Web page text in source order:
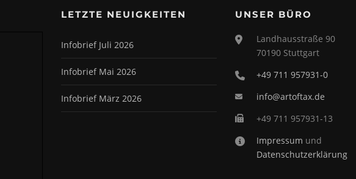
LETZTE NEUIGKEITEN
Infobrief Juli 2026
Infobrief Mai 2026
Infobrief März 2026
UNSER BÜRO
Landhausstraße 90
70190 Stuttgart
+49 711 957931-0
info@artoftax.de
+49 711 957931-13
Impressum und
Datenschutzerklärung